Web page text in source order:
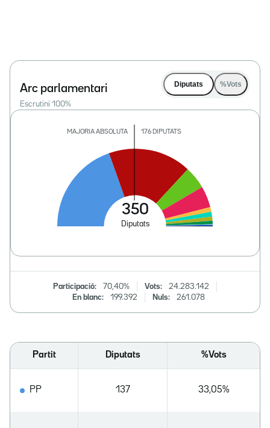
Arc parlamentari
Escrutini 100%
Diputats %Vots
Participació: 70,40% Vots:
24.283.142
En blanc:
199.392 Nuls: 261.078
Partit Diputats %Vots
PP 137 33,05%